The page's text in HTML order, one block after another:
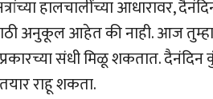
हालचालींच्या आधारावर,
अनुकूल आहेत की नाही. आज
संधी मिळू शकतात. दैनंदिन
राहू शकता.